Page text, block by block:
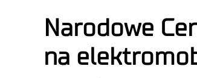
Narodowe
na